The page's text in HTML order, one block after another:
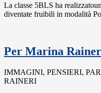
La classe 5BLS ha
diventate fruibili in modalità
Per Marina
IMMAGINI, PENSIERI,
RAINERI